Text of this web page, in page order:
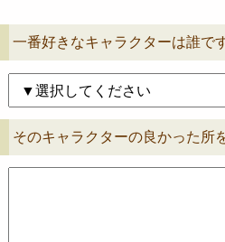
一番好きなキャラクターは誰で
そのキャラクターの良かった所